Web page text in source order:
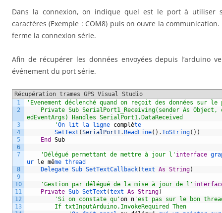
Dans la connexion, on indique quel est le port à utiliser
caractères (Exemple : COM8) puis on ouvre la
ferme la connexion série.
Afin de récupérer les données envoyées depuis l’arduino
événement du port série.
Récupération trames GPS Visual Studio
1
2
3
4
5
6
7
8
9
10
11
12
13
'Evenement déclenché quand on reçoit des données sur
Private Sub SerialPort1_Receiving(sender As Object,
edEventArgs) Handles SerialPort1.DataReceived
'On lit la ligne complète
SetText (SerialPort1. ReadLine( ) .ToString( ) )
End
Sub
'Délégué permettant de mettre à jour l' interface
ur
le même thread
Delegate Sub SetTextCallback(text As String)
'Gestion par délégué de la mise à jour de l'
Private Sub SetText (text As String)
'Si on constate qu'on n 'est pas sur le bon
If txtInputArduino.InvokeRequired Then